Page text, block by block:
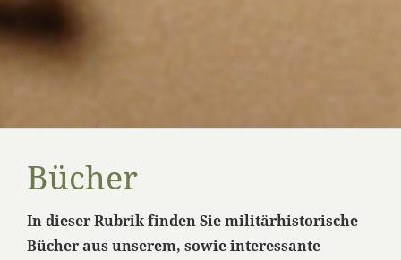
Bücher
In dieser Rubrik finden Sie militärhistorische
Bücher aus unserem, sowie interessante